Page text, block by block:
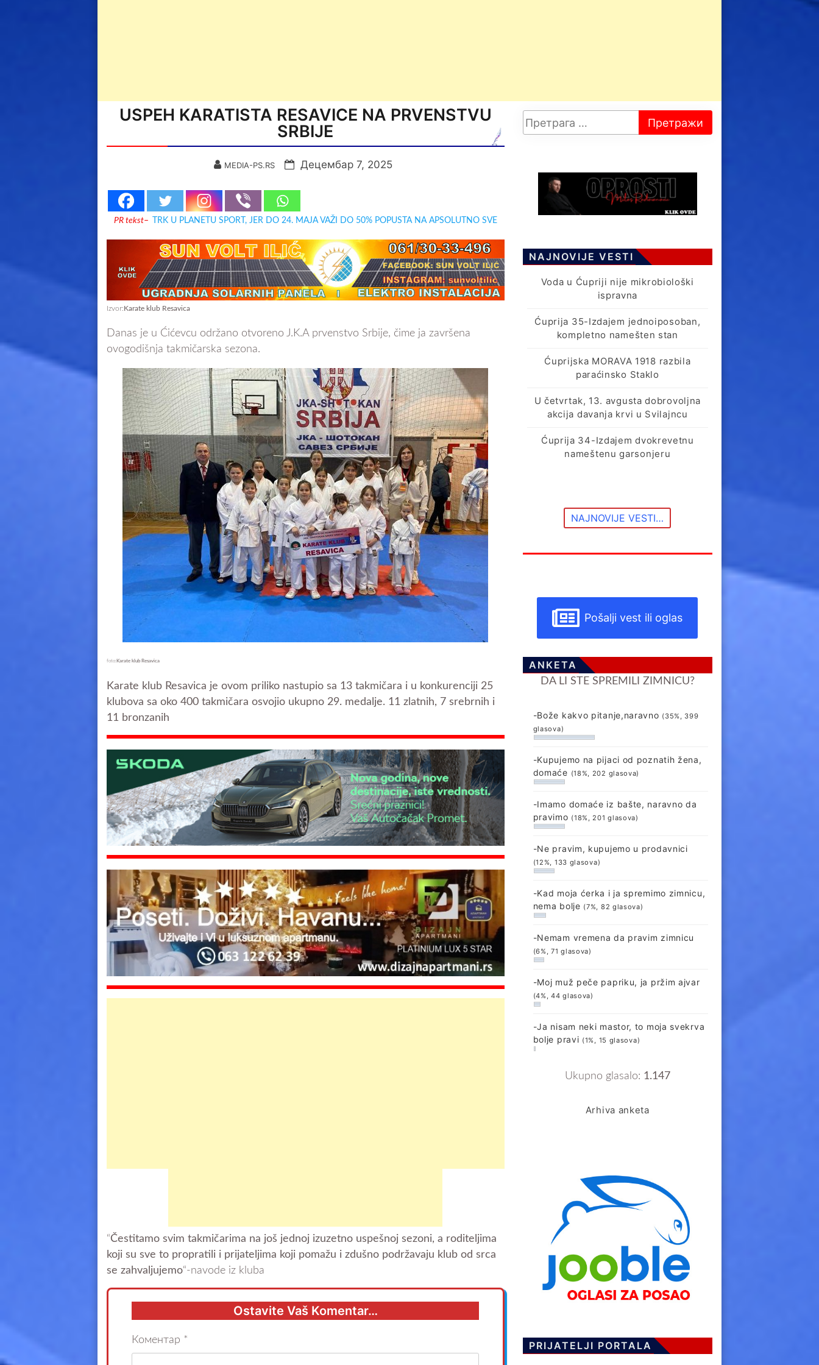
USPEH KARATISTA RESAVICE NA PRVENSTVU
SRBIJE
MEDIA-PS.RS Децембар 7, 2025
PR tekst– TRK U PLANETU SPORT, JER DO 24. MAJA VAŽI DO 50% POPUSTA NA APSOLUTNO SVE
Izvor:Karate klub Resavica
Danas je u Ćićevcu održano otvoreno J.K.A prvenstvo Srbije, čime ja završena
ovogodišnja takmičarska sezona.
foto:Karate klub Resavica
Karate klub Resavica je ovom priliko nastupio sa 13 takmičara i u konkurenciji 25
klubova sa oko 400 takmičara osvojio ukupno 29. medalje. 11 zlatnih, 7 srebrnih i
11 bronzanih
“Čestitamo svim takmičarima na još jednoj izuzetno uspešnoj sezoni, a roditeljima
koji su sve to propratili i prijateljima koji pomažu i zdušno podržavaju klub od srca
se zahvaljujemo“-navode iz kluba
Ostavite Vaš Komentar…
Коментар *
NAJNOVIJE VESTI
Voda u Ćupriji nije mikrobiološki
ispravna
Ćuprija 35-Izdajem jednoiposoban,
kompletno namešten stan
Ćuprijska MORAVA 1918 razbila
paraćinsko Staklo
U četvrtak, 13. avgusta dobrovoljna
akcija davanja krvi u Svilajncu
Ćuprija 34-Izdajem dvokrevetnu
nameštenu garsonjeru
NAJNOVIJE VESTI…
Pošalji vest ili oglas
ANKETA
DA LI STE SPREMILI ZIMNICU?
-Bože kakvo pitanje,naravno (35%, 399
glasova)
-Kupujemo na pijaci od poznatih žena,
domaće (18%, 202 glasova)
-Imamo domaće iz bašte, naravno da
pravimo (18%, 201 glasova)
-Ne pravim, kupujemo u prodavnici
(12%, 133 glasova)
-Kad moja ćerka i ja spremimo zimnicu,
nema bolje (7%, 82 glasova)
-Nemam vremena da pravim zimnicu
(6%, 71 glasova)
-Moj muž peče papriku, ja pržim ajvar
(4%, 44 glasova)
-Ja nisam neki mastor, to moja svekrva
bolje pravi (1%, 15 glasova)
Ukupno glasalo: 1.147
Arhiva anketa
PRIJATELJI PORTALA